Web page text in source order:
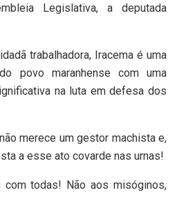
Legislativa, a deputada
trabalhadora, Iracema é uma
povo maranhense com uma
na luta em defesa dos
merece um gestor machista e,
a esse ato covarde nas urnas!
com todas! Não aos misóginos,